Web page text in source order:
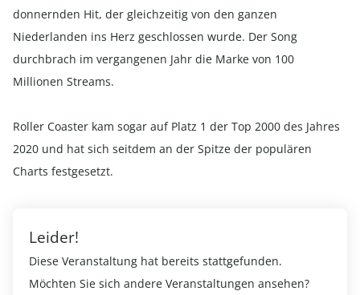
donnernden Hit, der gleichzeitig von den ganzen
Niederlanden ins Herz geschlossen wurde. Der Song
durchbrach im vergangenen Jahr die Marke von 100
Millionen Streams.
Roller Coaster kam sogar auf Platz 1 der Top 2000 des Jahres
2020 und hat sich seitdem an der Spitze der populären
Charts festgesetzt.
Leider!
Diese Veranstaltung hat bereits stattgefunden.
Möchten Sie sich andere Veranstaltungen ansehen?